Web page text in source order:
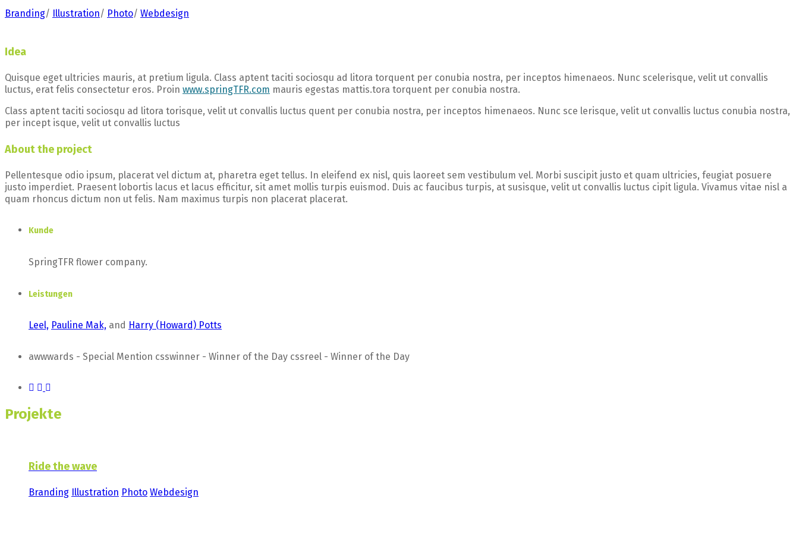
Branding/ Illustration/ Photo/ Webdesign
Idea
Quisque eget ultricies mauris, at pretium ligula. Class aptent taciti sociosqu ad litora torquent per conubia nostra, per inceptos himenaeos. Nunc scelerisque, velit ut convallis
luctus, erat felis consectetur eros. Proin www.springTFR.com mauris egestas mattis.tora torquent per conubia nostra.
Class aptent taciti sociosqu ad litora torisque, velit ut convallis luctus quent per conubia nostra, per inceptos himenaeos. Nunc sce lerisque, velit ut convallis luctus conubia nostra,
per incept isque, velit ut convallis luctus
About the project
Pellentesque odio ipsum, placerat vel dictum at, pharetra eget tellus. In eleifend ex nisl, quis laoreet sem vestibulum vel. Morbi suscipit justo et quam ultricies, feugiat posuere
justo imperdiet. Praesent lobortis lacus et lacus efficitur, sit amet mollis turpis euismod. Duis ac faucibus turpis, at susisque, velit ut convallis luctus cipit ligula. Vivamus vitae nisl a
quam rhoncus dictum non ut felis. Nam maximus turpis non placerat placerat.
Kunde
SpringTFR flower company.
Leistungen
Leel, Pauline Mak, and Harry (Howard) Potts
awwwards - Special Mention csswinner - Winner of the Day cssreel - Winner of the Day
Projekte
Ride the wave
Branding Illustration Photo Webdesign